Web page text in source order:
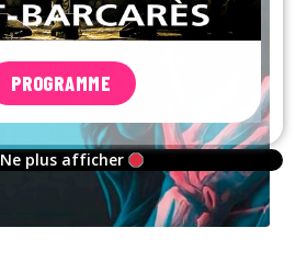
PROGRAMME
Ne plus afficher